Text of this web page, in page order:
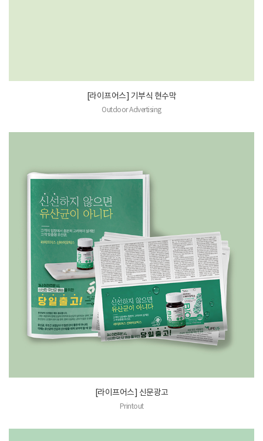
[라이프어스] 기부식 현수막
Outdoor Advertising
[라이프어스] 신문광고
Printout